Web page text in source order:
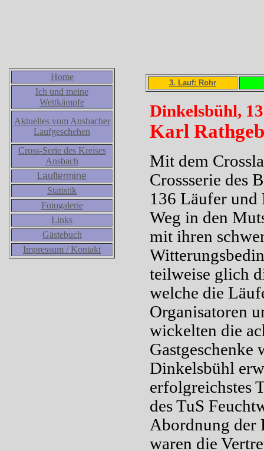
Home
Ich und meine
Wettkämpfe
Aktuelles vom Ansbacher
Laufgeschehen
Cross-Serie des Kreises
Ansbach
Lauftermine
Statistik
Fotogalerie
Links
Gästebuch
Impressum / Kontakt
3. Lauf: Rohr
Dinkelsbühl,
Karl
Mit dem
Crossserie des
136 Läufer und
Weg in den
mit ihren
teilweise glich
welche die
Organisatoren
wickelten die
Dinkelsbühl
erfolgreichstes
des TuS
Abordnung der
waren die